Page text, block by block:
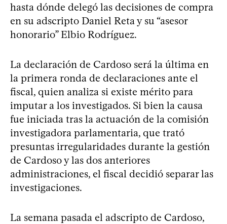
hasta dónde delegó las decisiones de compra
en su adscripto Daniel Reta y su “asesor
honorario” Elbio Rodríguez.
La declaración de Cardoso será la última en
la primera ronda de declaraciones ante el
fiscal, quien analiza si existe mérito para
imputar a los investigados. Si bien la causa
fue iniciada tras la actuación de la comisión
investigadora parlamentaria, que trató
presuntas irregularidades durante la gestión
de Cardoso y las dos anteriores
administraciones, el fiscal decidió separar las
investigaciones.
La semana pasada el adscripto de Cardoso,